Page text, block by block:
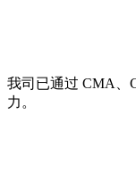
我司已通过 CMA、
力。